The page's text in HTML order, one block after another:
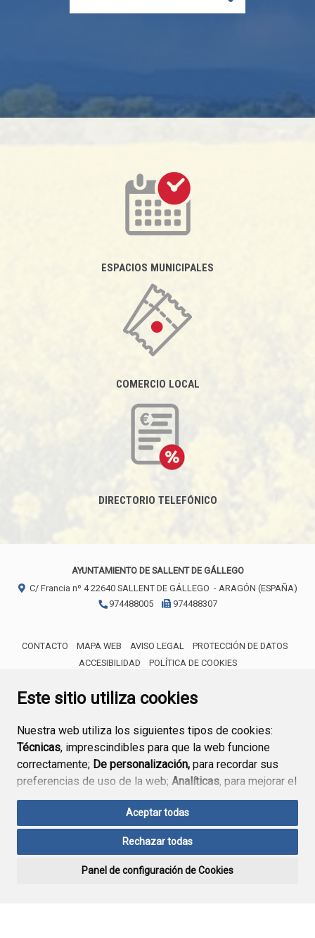
Este sitio utiliza cookies
Nuestra web utiliza los siguientes tipos de cookies:
Técnicas, imprescindibles para que la web funcione
correctamente; De personalización, para recordar sus
preferencias de uso de la web; Analíticas, para mejorar el
funcionamiento de la web y sus servicios.
Si acepta pulsando el botón“Aceptar todas”
consideramos que acepta su uso. Si pulsa el botón
ninguna acción, se guardarán las cookies técnicas
Aceptar todas
Rechazar todas
Panel de configuración de Cookies
ESPACIOS MUNICIPALES
COMERCIO LOCAL
DIRECTORIO TELEFÓNICO
AYUNTAMIENTO DE SALLENT DE GÁLLEGO
C/ Francia nº 422640 SALLENT DE GÁLLEGO - ARAGÓN (ESPAÑA)
974488005
974488307
CONTACTO MAPA WEB AVISO LEGAL
PROTECCIÓN DE DATOS
ACCESIBILIDAD
POLÍTICA DE COOKIES